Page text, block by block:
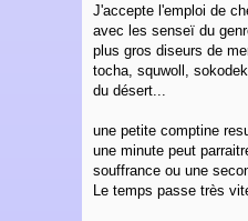
J'accepte l'emploi de
avec les senseï du
plus gros diseurs de
tocha, squwoll,
du désert...
une petite comptine
une minute peut
souffrance ou une
Le temps passe très